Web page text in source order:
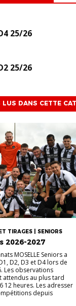
25/26
25/26
DANS CETTE
TIRAGES | SENIORS
2026-2027
MOSELLE Seniors a
D2, D3 et D4 lors de
Les observations
attendus au plus tard
12 heures. Les adresser
depuis